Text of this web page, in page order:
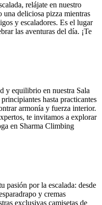
relájate en nuestro
deliciosa pizza mientras
y escaladores. Es el lugar
las aventuras del día. ¡Te
y equilibrio en nuestra Sala
hasta practicantes
armonía y fuerza interior.
te invitamos a explorar
en Sharma Climbing
pasión por la escalada: desde
y cremas
exclusivas camisetas de